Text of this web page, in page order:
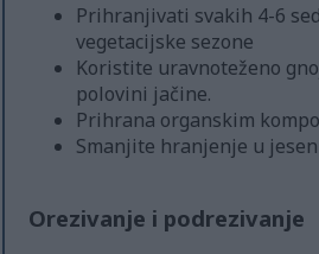
Prihranjivati svakih 4-6
vegetacijske sezone
Koristite uravnoteženo
polovini jačine.
Prihrana organskim
Smanjite hranjenje u
Orezivanje i podrezivanje